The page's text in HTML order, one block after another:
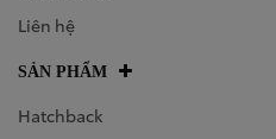
Liên hệ
SẢN PHẨM
Hatchback